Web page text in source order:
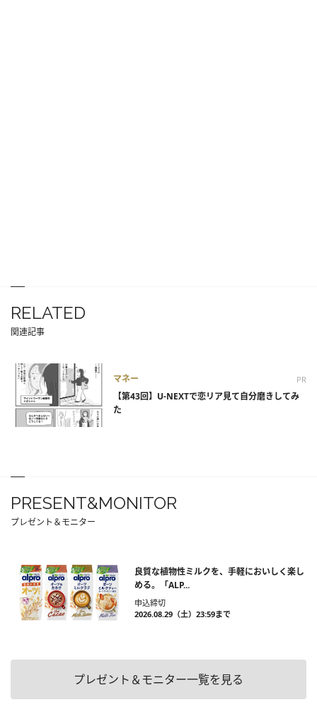
RELATED
関連記事
マネー PR
【第43回】U-NEXTで恋リア見て自分磨きしてみ
た
PRESENT&MONITOR
プレゼント＆モニター
良質な植物性ミルクを、手軽においしく楽し
める。「ALP...
申込締切
2026.08.29（土）23:59まで
プレゼント＆モニター一覧を見る